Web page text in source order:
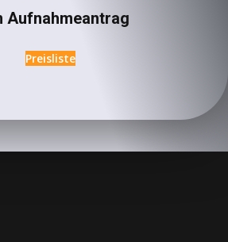
Aufnahmeantrag
Preisliste